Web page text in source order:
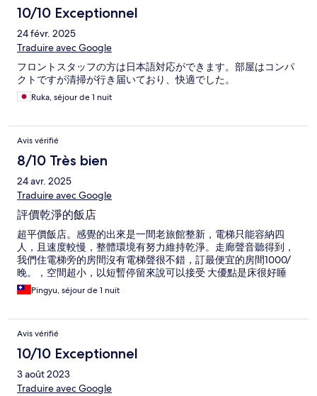
10/10 Exceptionnel
24 févr. 2025
Traduire avec Google
フロントスタッフの方は日本語対応ができます。部屋はコンパ
クトですが清掃が行き届いており、快適でした。
Ruka, séjour de 1 nuit
Avis vérifié
8/10 Très bien
24 avr. 2025
Traduire avec Google
評價乾淨的飯店
超平價飯店。感覺的出來是一間老旅館整新，電梯只能容納四
人，且速度較慢，整體環境有努力維持乾淨。走廊聲音聽得到，
我們住電梯旁的房間沒有電梯聲很不錯，訂最便宜的房間1000/
晚。，空間超小，以短暫停留來說可以接受 大優點是床很好睡
Pingyu, séjour de 1 nuit
Avis vérifié
10/10 Exceptionnel
3 août 2023
Traduire avec Google